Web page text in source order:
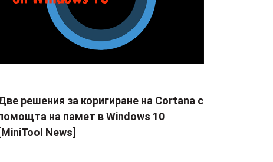
решения за коригиране на Cortana с
на памет в Windows 10
[MiniTool News]